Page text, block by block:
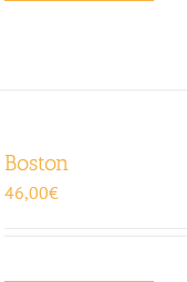
Boston
46,00€